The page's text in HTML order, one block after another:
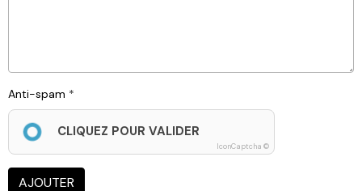
Anti-spam
CLIQUEZ POUR VALIDER
IconCaptcha ©
AJOUTER